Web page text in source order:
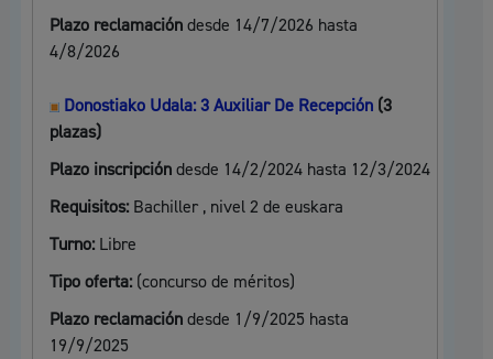
Plazo reclamacióndesde 14/7/2026 hasta
4/8/2026
Donostiako Udala: 3 Auxiliar De Recepción(3
plazas)
Plazo inscripción desde 14/2/2024 hasta 12/3/2024
Requisitos: Bachiller , nivel 2 de euskara
Turno: Libre
Tipo oferta: (concurso de méritos)
Plazo reclamacióndesde 1/9/2025 hasta
19/9/2025